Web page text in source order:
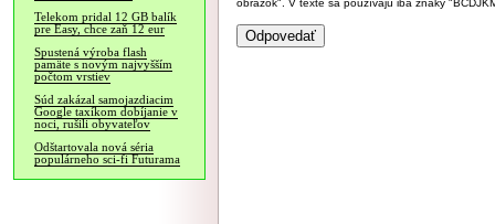
Telekom pridal 12 GB balík
pre Easy, chce zaň 12 eur
Spustená výroba flash
pamäte s novým najvyšším
počtom vrstiev
Súd zakázal samojazdiacim
Google taxíkom dobíjanie v
noci, rušili obyvateľov
Odštartovala nová séria
populárneho sci-fi Futurama
obrázok". V texte sa používajú iba znaky